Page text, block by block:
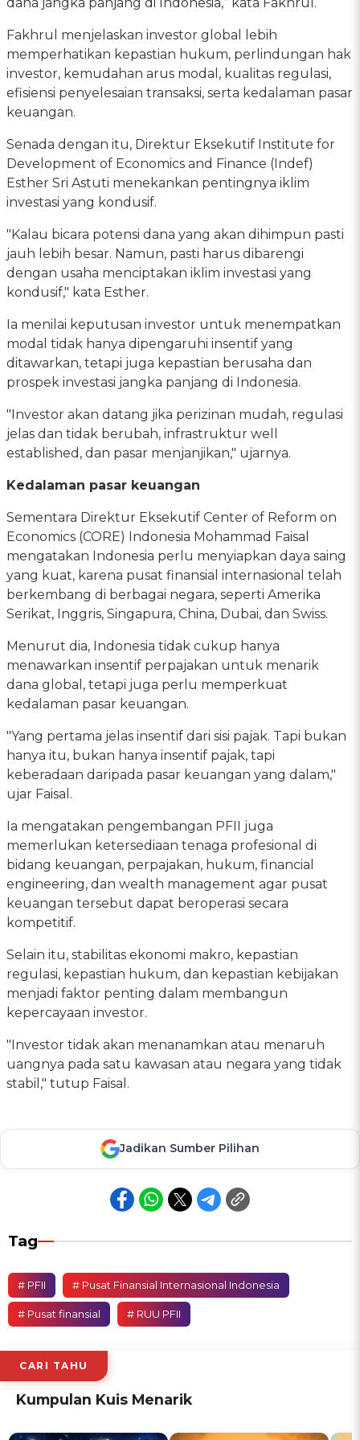
Fakhrul menjelaskan investor global lebih
memperhatikan kepastian hukum, perlindungan hak
investor, kemudahan arus modal, kualitas regulasi,
efisiensi penyelesaian transaksi, serta kedalaman pasar
keuangan.
Senada dengan itu, Direktur Eksekutif Institute for
Development of Economics and Finance (Indef)
Esther Sri Astuti menekankan pentingnya iklim
investasi yang kondusif.
"Kalau bicara potensi dana yang akan dihimpun pasti
jauh lebih besar. Namun, pasti harus dibarengi
dengan usaha menciptakan iklim investasi yang
kondusif," kata Esther.
Ia menilai keputusan investor untuk menempatkan
modal tidak hanya dipengaruhi insentif yang
ditawarkan, tetapi juga kepastian berusaha dan
prospek investasi jangka panjang di Indonesia.
"Investor akan datang jika perizinan mudah, regulasi
jelas dan tidak berubah, infrastruktur well
established, dan pasar menjanjikan," ujarnya.
Kedalaman pasar keuangan
Sementara Direktur Eksekutif Center of Reform on
Economics (CORE) Indonesia Mohammad Faisal
mengatakan Indonesia perlu menyiapkan daya saing
yang kuat, karena pusat finansial internasional telah
berkembang di berbagai negara, seperti Amerika
Serikat, Inggris, Singapura, China, Dubai, dan Swiss.
Menurut dia, Indonesia tidak cukup hanya
menawarkan insentif perpajakan untuk menarik
dana global, tetapi juga perlu memperkuat
kedalaman pasar keuangan.
"Yang pertama jelas insentif dari sisi pajak. Tapi bukan
hanya itu, bukan hanya insentif pajak, tapi
keberadaan daripada pasar keuangan yang dalam,"
ujar Faisal.
Ia mengatakan pengembangan PFII juga
memerlukan ketersediaan tenaga profesional di
bidang keuangan, perpajakan, hukum, financial
engineering, dan wealth management agar pusat
keuangan tersebut dapat beroperasi secara
kompetitif.
Selain itu, stabilitas ekonomi makro, kepastian
regulasi, kepastian hukum, dan kepastian kebijakan
menjadi faktor penting dalam membangun
kepercayaan investor.
"Investor tidak akan menanamkan atau menaruh
uangnya pada satu kawasan atau negara yang tidak
stabil," tutup Faisal.
Jadikan Sumber Pilihan
Tag
# PFII # Pusat Finansial Internasional Indonesia
# Pusat finansial # RUU PFII
CARI TAHU
Kumpulan Kuis Menarik